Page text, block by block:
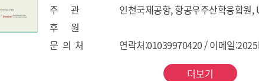
주 관
후 원
문 의 처
더보기